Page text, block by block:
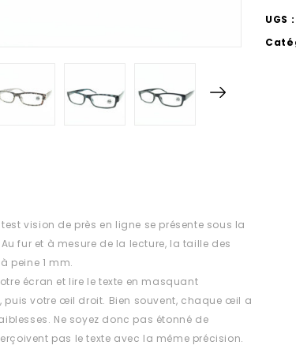
UGS :
vision de près en ligne se présente sous la
fur et à mesure de la lecture, la taille des
peine 1 mm.
écran et lire le texte en masquant
votre œil droit. Bien souvent, chaque œil a
Ne soyez donc pas étonné de
pas le texte avec la même précision.